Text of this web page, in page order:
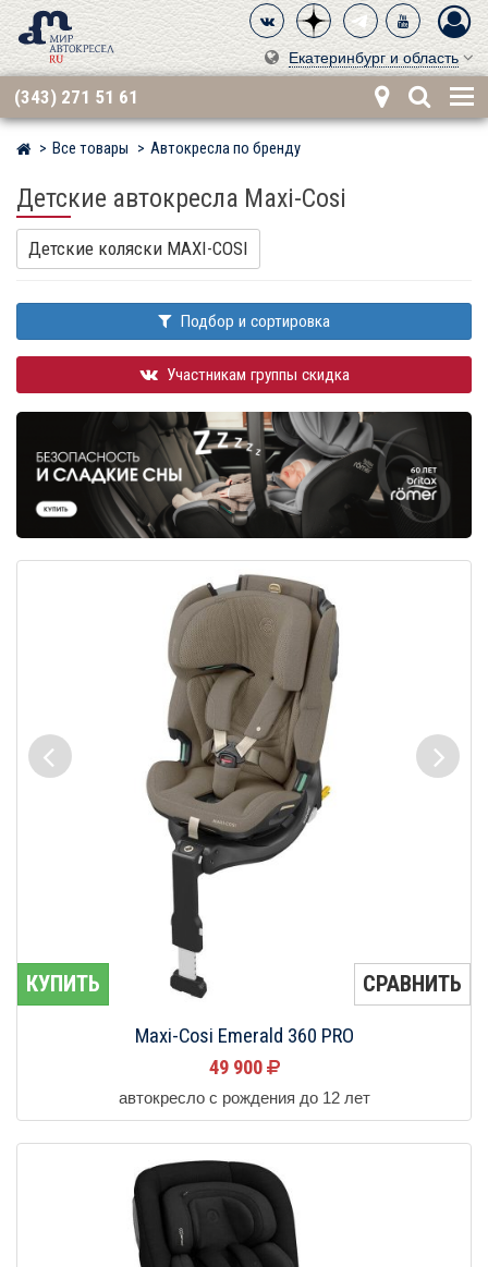
Екатеринбург и область
(343) 271 51 61
Мир детских автокресел
Все товары Автокресла по бренду
Детские автокресла Maxi-Cosi
Детские коляски MAXI-COSI
Подбор и сортировка
Участникам группы скидка
КУПИТЬ СРАВНИТЬ
Maxi-Cosi Emerald 360 PRO
49 900
автокресло с рождения до 12 лет